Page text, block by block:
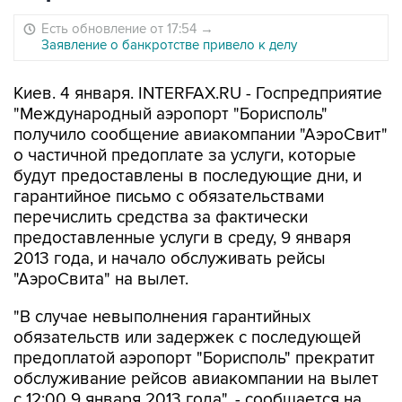
Есть обновление от 17:54 →
Заявление о банкротстве привело к делу
Киев. 4 января. INTERFAX.RU - Госпредприятие
"Международный аэропорт "Борисполь"
получило сообщение авиакомпании "АэроСвит"
о частичной предоплате за услуги, которые
будут предоставлены в последующие дни, и
гарантийное письмо с обязательствами
перечислить средства за фактически
предоставленные услуги в среду, 9 января
2013 года, и начало обслуживать рейсы
"АэроСвита" на вылет.
"В случае невыполнения гарантийных
обязательств или задержек с последующей
предоплатой аэропорт "Борисполь" прекратит
обслуживание рейсов авиакомпании на вылет